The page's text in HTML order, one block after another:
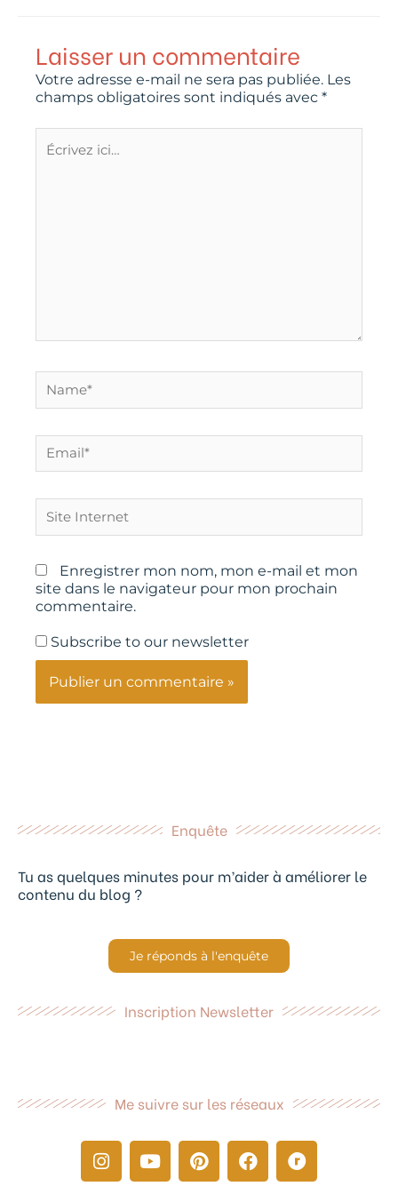
Laisser un commentaire
Votre adresse e-mail ne sera pas publiée. Les
champs obligatoires sont indiqués avec *
ici…
Internet
Enregistrer mon nom, mon e-mail et mon
site dans le navigateur pour mon prochain
commentaire.
Subscribe to our newsletter
Enquête
Tu as quelques minutes pour m’aider à améliorer le
contenu du blog ?
Je réponds à l'enquête
Inscription Newsletter
Me suivre sur les réseaux
I
n
s
Y
o
u
P
i
n
F
a
c
R
a
v